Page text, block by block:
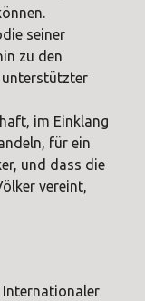
seiner
zu den
unterstützter
im Einklang
für ein
und dass die
vereint,
Internationaler